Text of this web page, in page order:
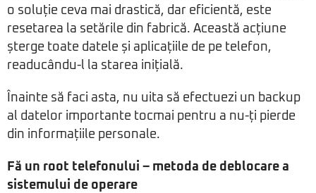
o soluție ceva mai drastică, dar eficientă, este
resetarea la setările din fabrică. Această acțiune
șterge toate datele și aplicațiile de pe telefon,
readucându-l la starea inițială.
Înainte să faci asta, nu uita să efectuezi un backup
al datelor importante tocmai pentru a nu-ți pierde
din informațiile personale.
Fă un root telefonului – metoda de deblocare a
sistemului de operare